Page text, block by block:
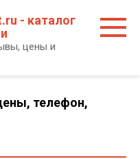
- каталог
цены и
телефон,